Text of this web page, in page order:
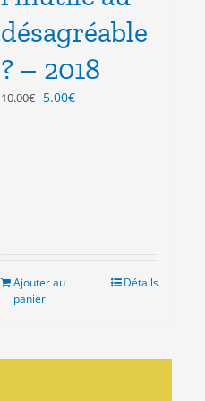
désagréable
? – 2018
10.00€ Le
5.00€Le
Ajouter au
panier
Détails